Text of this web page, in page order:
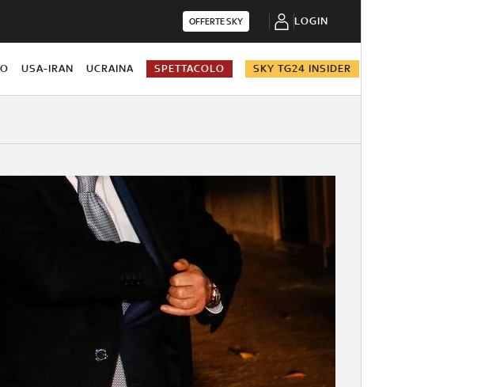
OFFERTE SKY LOGIN
USA-IRAN UCRAINA SPETTACOLO SKY TG24 INSIDER